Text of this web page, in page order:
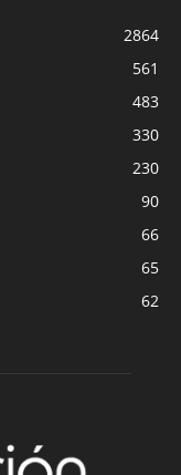
2864
561
483
330
230
90
66
65
62